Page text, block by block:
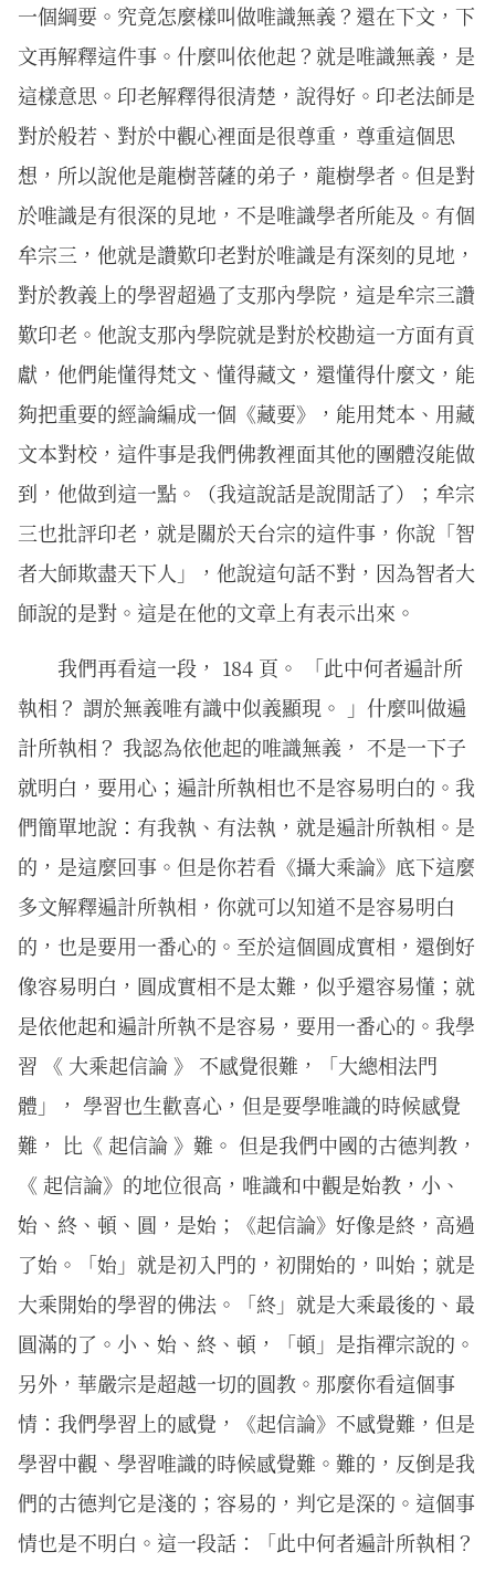
一個綱要。究竟怎麼樣叫做唯識無義？還在下文，下
文再解釋這件事。什麼叫依他起？就是唯識無義，是
這樣意思。印老解釋得很清楚，說得好。印老法師是
對於般若、對於中觀心裡面是很尊重，尊重這個思
想，所以說他是龍樹菩薩的弟子，龍樹學者。但是對
於唯識是有很深的見地，不是唯識學者所能及。有個
牟宗三，他就是讚歎印老對於唯識是有深刻的見地，
對於教義上的學習超過了支那內學院，這是牟宗三讚
歎印老。他說支那內學院就是對於校勘這一方面有貢
獻，他們能懂得梵文、懂得藏文，還懂得什麼文，能
夠把重要的經論編成一個《藏要》，能用梵本、用藏
文本對校，這件事是我們佛教裡面其他的團體沒能做
到，他做到這一點。（我這說話是說閒話了）；牟宗
三也批評印老，就是關於天台宗的這件事，你說「智
者大師欺盡天下人」，他說這句話不對，因為智者大
師說的是對。這是在他的文章上有表示出來。
我們再看這一段， 184 頁。 「此中何者遍計所
執相？ 謂於無義唯有識中似義顯現。 」什麼叫做遍
計所執相？ 我認為依他起的唯識無義， 不是一下子
就明白，要用心；遍計所執相也不是容易明白的。我
們簡單地說：有我執、有法執，就是遍計所執相。是
的，是這麼回事。但是你若看《攝大乘論》底下這麼
多文解釋遍計所執相，你就可以知道不是容易明白
的，也是要用一番心的。至於這個圓成實相，還倒好
像容易明白，圓成實相不是太難，似乎還容易懂；就
是依他起和遍計所執不是容易，要用一番心的。我學
習 《 大乘起信論 》 不感覺很難，「大總相法門
體」， 學習也生歡喜心，但是要學唯識的時候感覺
難， 比《 起信論 》難。 但是我們中國的古德判教，
《 起信論》的地位很高，唯識和中觀是始教，小、
始、終、頓、圓，是始；《起信論》好像是終，高過
了始。「始」就是初入門的，初開始的，叫始；就是
大乘開始的學習的佛法。「終」就是大乘最後的、最
圓滿的了。小、始、終、頓，「頓」是指禪宗說的。
另外，華嚴宗是超越一切的圓教。那麼你看這個事
情：我們學習上的感覺，《起信論》不感覺難，但是
學習中觀、學習唯識的時候感覺難。難的，反倒是我
們的古德判它是淺的；容易的，判它是深的。這個事
情也是不明白。這一段話：「此中何者遍計所執相？